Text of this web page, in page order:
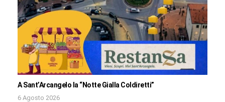
A Sant’Arcangelo la “Notte Gialla Coldiretti”
6 Agosto 2026